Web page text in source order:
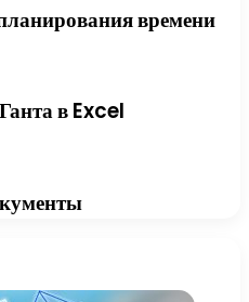
времени
в Excel